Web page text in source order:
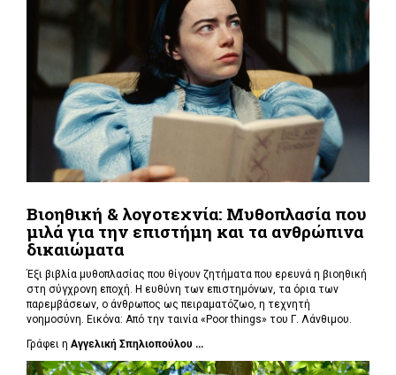
Βιοηθική & λογοτεχνία: Μυθοπλασία που
μιλά για την επιστήμη και τα ανθρώπινα
δικαιώματα
Έξι βιβλία μυθοπλασίας που θίγουν ζητήματα που ερευνά η βιοηθική
στη σύγχρονη εποχή. Η ευθύνη των επιστημόνων, τα όρια των
παρεμβάσεων, ο άνθρωπος ως πειραματόζωο, η τεχνητή
νοημοσύνη. Εικόνα: Από την ταινία «Poor things» του Γ. Λάνθιμου.
Γράφει η Αγγελική Σπηλιοπούλου ...